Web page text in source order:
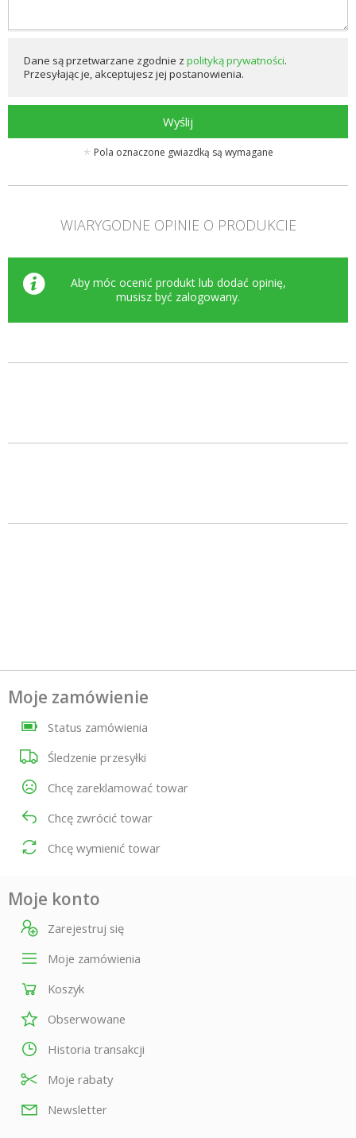
Dane są przetwarzane zgodnie z polityką prywatności.
Przesyłając je, akceptujesz jej postanowienia.
Wyślij
Pola oznaczone gwiazdką są wymagane
WIARYGODNE OPINIE O PRODUKCIE
Aby móc ocenić produkt lub dodać opinię,
musisz być zalogowany.
Moje zamówienie
Status zamówienia
Śledzenie przesyłki
Chcę zareklamować towar
Chcę zwrócić towar
Chcę wymienić towar
Moje konto
Zarejestruj się
Moje zamówienia
Koszyk
Obserwowane
Historia transakcji
Moje rabaty
Newsletter